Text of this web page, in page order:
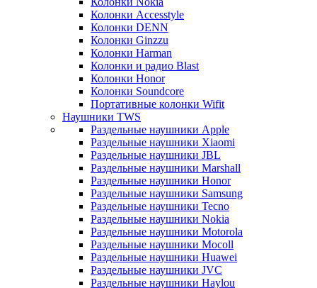
Колонки Accesstyle
Колонки DENN
Колонки Ginzzu
Колонки Harman
Колонки и радио Blast
Колонки Honor
Колонки Soundcore
Портативные колонки Wifit
Наушники TWS
Раздельные наушники Apple
Раздельные наушники Xiaomi
Раздельные наушники JBL
Раздельные наушники Marshall
Раздельные наушники Honor
Раздельные наушники Samsung
Раздельные наушники Tecno
Раздельные наушники Nokia
Раздельные наушники Motorola
Раздельные наушники Mocoll
Раздельные наушники Huawei
Раздельные наушники JVC
Раздельные наушники Haylou